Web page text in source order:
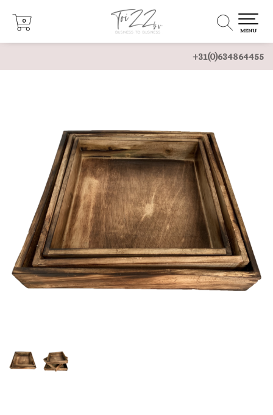
+31(0)634864455
0
0
MENU